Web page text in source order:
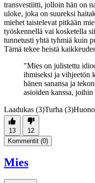
transvestiitti, jolloin hän on
uloke, joka on suureksi
miehet taistelevat pitkään
työskennellä vai kosketella
tunnetusti yhtä tyhmiä kuin
Tämä tekee heistä
"Mies on julistettu
ihmiseksi ja vihjeetön
hänen sanansa ja
asioiden kanssa,
Laadukas (3)Turha (3)
13
12
Kommentit (0)
Mies